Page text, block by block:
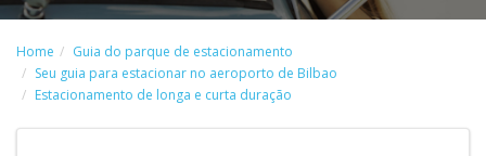
Home
Guia do parque de estacionamento
Seu guia para estacionar no aeroporto de Bilbao
Estacionamento de longa e curta duração